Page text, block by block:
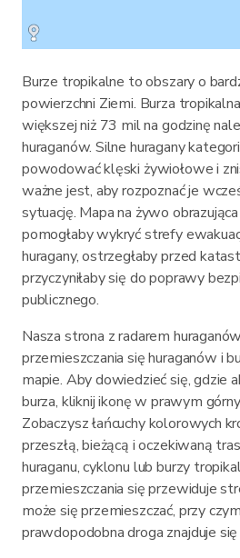
Burze tropikalne to obszary o
powierzchni Ziemi. Burza
większej niż 73 mil na godzinę
huraganów. Silne huragany
powodować klęski żywiołowe i
ważne jest, aby rozpoznać je
sytuację. Mapa na żywo
pomogłaby wykryć strefy
huragany, ostrzegłaby przed
przyczyniłaby się do poprawy
publicznego.
Nasza strona z radarem
przemieszczania się huraganów i
mapie. Aby dowiedzieć się, gdzie
burza, kliknij ikonę w prawym
Zobaczysz łańcuchy kolorowych
przeszłą, bieżącą i oczekiwaną
huraganu, cyklonu lub burzy
przemieszczania się przewiduje
może się przemieszczać, przy
prawdopodobna droga znajduje